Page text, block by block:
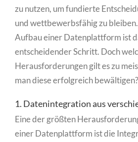
zu nutzen, um fundierte
und wettbewerbsfähig zu
Aufbau einer Datenplattform ist
entscheidender Schritt. Doch
Herausforderungen gilt es zu
man diese erfolgreich bewältigen?
1. Datenintegration aus
Eine der größten
einer Datenplattform ist die